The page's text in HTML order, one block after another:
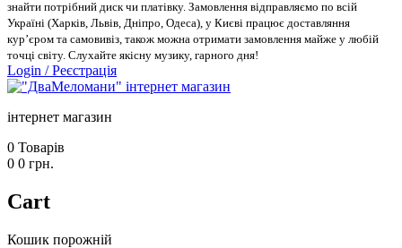
знайти потрібний диск чи платівку. Замовлення відправляємо по всій
Україні (Харків, Львів, Дніпро, Одеса), у Києві працює доставляння
кур’єром та самовивіз, також можна отримати замовлення майже у любій
точці світу. Слухайте якісну музику, гарного дня!
Login /Реєстрація
інтернет магазин
0 Товарів
0 0 грн.
Cart
Кошик порожній